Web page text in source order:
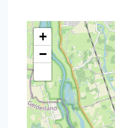
+
−